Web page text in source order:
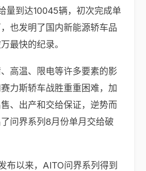
量到达10045辆，初次完成单
也发明了国内新能源轿车品
最快的纪录。
高温、限电等许多要素的影
力斯轿车战胜重重困难，加
、出产和交给保证，逆势而
了问界系列8月份单月交给破
布以来，AITO问界系列得到